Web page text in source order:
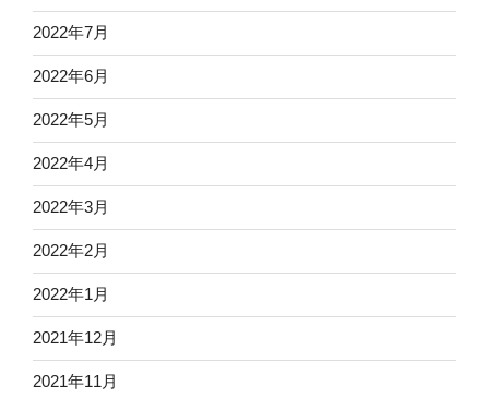
2022年7月
2022年6月
2022年5月
2022年4月
2022年3月
2022年2月
2022年1月
2021年12月
2021年11月